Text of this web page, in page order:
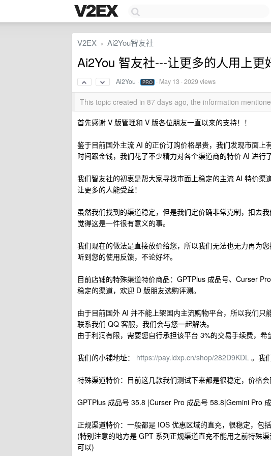
V2EX › Ai2You智友社
Ai2You 智友社---让更多的人用上
Ai2You · PRO · May 13 · 2029 views
This topic created in 87 days ago, the information
首先感谢 V 版管理和 V 版各位朋友一直以来的支持！！
鉴于目前国外主流 AI 的正价订购价格昂贵，我们发现市面
时间跟金钱，我们花了不少精力对各个渠道商的特价 AI 进行
我们智友社的初衷是帮大家寻找市面上稳定的主流 AI 特价
让更多的人能受益！
虽然我们找到的渠道稳定，但是我们定价确非常克制，扣去
觉得这是一件很有意义的事。
我们现在的做法是直接放价给您，所以我们无法也无力再为
听到您的使用反馈，不论好坏。
目前店铺的特殊渠道特价商品：GPTPlus 成品号、Curser
稳定的渠道，欢迎 D 版朋友选购评测。
由于目前国外 AI 并不能上架国内主流购物平台，所以我们
联系我们 QQ 客服，我们会与您一起解决。
由于利润有限，需要您自行承担该平台 3%的交易手续费，希
我们的小铺地址： https://pay.ldxp.cn/shop/282D9KDL 。我
特殊渠道特价：目前这几款我们测试下来都是很稳定，价格
GPTPlus 成品号 35.8 |Curser Pro 成品号 58.8|Gemini Pro
正规渠道特价：一般都是 IOS 优惠区域的直充，很稳定，包
(特别注意的地方是 GPT 系列正规渠道直充不能用之前特殊
可以)